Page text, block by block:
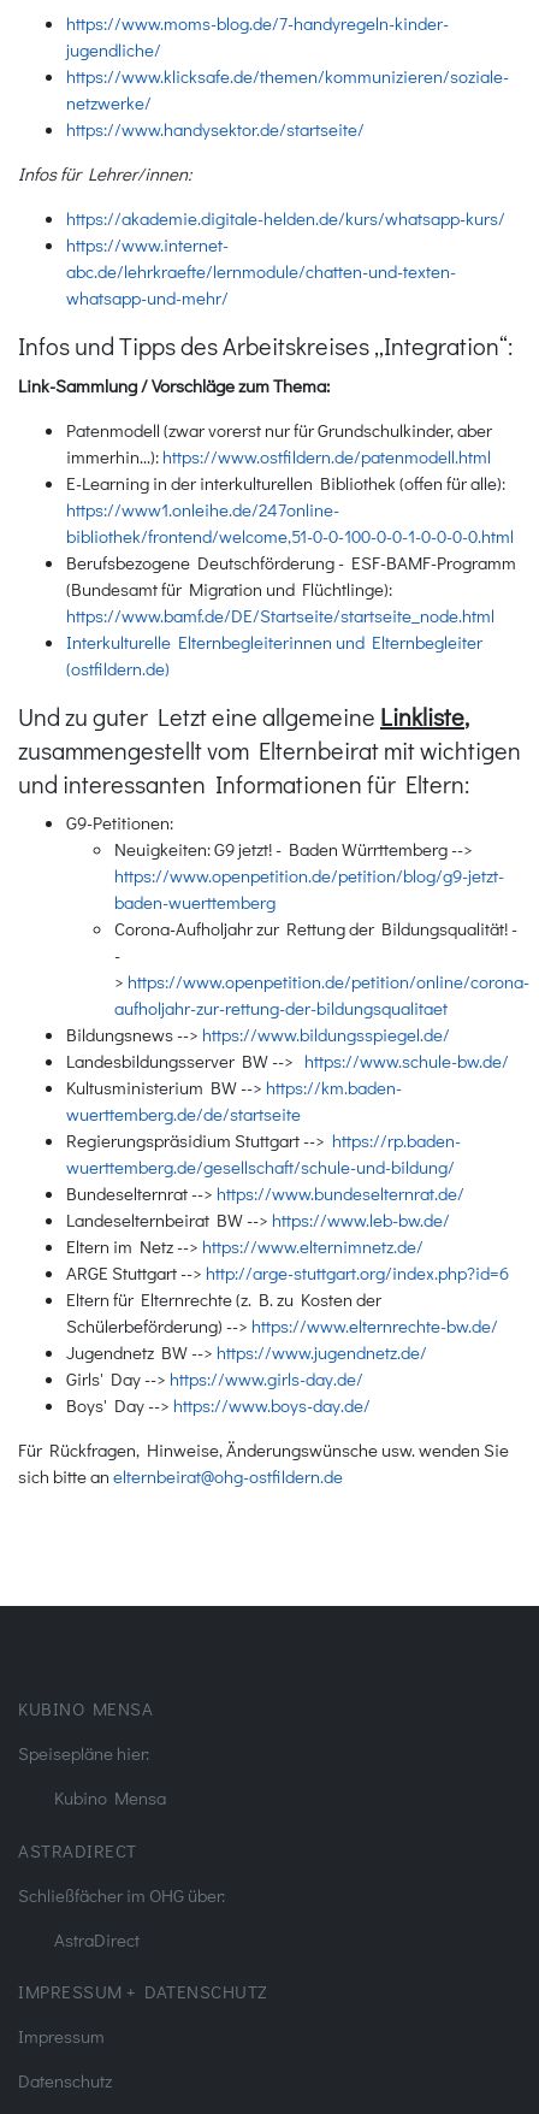
https://www.moms-blog.de/7-handyregeln-kinder-
jugendliche/
https://www.klicksafe.de/themen/kommunizieren/soziale-
netzwerke/
https://www.handysektor.de/startseite/
Infos für Lehrer/innen:
https://akademie.digitale-helden.de/kurs/whatsapp-kurs/
https://www.internet-
abc.de/lehrkraefte/lernmodule/chatten-und-texten-
whatsapp-und-mehr/
Infos und Tipps des Arbeitskreises „Integration“:
Link-Sammlung / Vorschläge zum Thema:
Patenmodell (zwar vorerst nur für Grundschulkinder, aber
immerhin...): https://www.ostfildern.de/patenmodell.html
E-Learning in der interkulturellen Bibliothek (offen für alle):
https://www1.onleihe.de/247online-
bibliothek/frontend/welcome,51-0-0-100-0-0-1-0-0-0-0.html
Berufsbezogene Deutschförderung - ESF-BAMF-Programm
(Bundesamt für Migration und Flüchtlinge):
https://www.bamf.de/DE/Startseite/startseite_node.html
Interkulturelle Elternbegleiterinnen und Elternbegleiter
(ostfildern.de)
Und zu guter Letzt eine allgemeine Linkliste,
zusammengestellt vom Elternbeirat mit wichtigen
und interessanten Informationen für Eltern:
G9-Petitionen:
Neuigkeiten: G9 jetzt! - Baden Würrttemberg -->
https://www.openpetition.de/petition/blog/g9-jetzt-
baden-wuerttemberg
Corona-Aufholjahr zur Rettung der Bildungsqualität! -
-
> https://www.openpetition.de/petition/online/corona-
aufholjahr-zur-rettung-der-bildungsqualitaet
Bildungsnews --> https://www.bildungsspiegel.de/
Landesbildungsserver BW --> https://www.schule-bw.de/
Kultusministerium BW --> https://km.baden-
wuerttemberg.de/de/startseite
Regierungspräsidium Stuttgart --> https://rp.baden-
wuerttemberg.de/gesellschaft/schule-und-bildung/
Bundeselternrat --> https://www.bundeselternrat.de/
Landeselternbeirat BW --> https://www.leb-bw.de/
Eltern im Netz --> https://www.elternimnetz.de/
ARGE Stuttgart --> http://arge-stuttgart.org/index.php?id=6
Eltern für Elternrechte (z. B. zu Kosten der
Schülerbeförderung) --> https://www.elternrechte-bw.de/
Jugendnetz BW --> https://www.jugendnetz.de/
Girls' Day --> https://www.girls-day.de/
Boys' Day --> https://www.boys-day.de/
Für Rückfragen, Hinweise, Änderungswünsche usw. wenden Sie
sich bitte an elternbeirat@ohg-ostfildern.de
KUBINO MENSA
Speisepläne hier:
Kubino Mensa
ASTRADIRECT
Schließfächer im OHG über:
AstraDirect
IMPRESSUM + DATENSCHUTZ
Impressum
Datenschutz